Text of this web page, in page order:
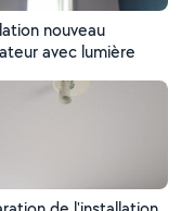
nouveau
ventilateur avec lumière